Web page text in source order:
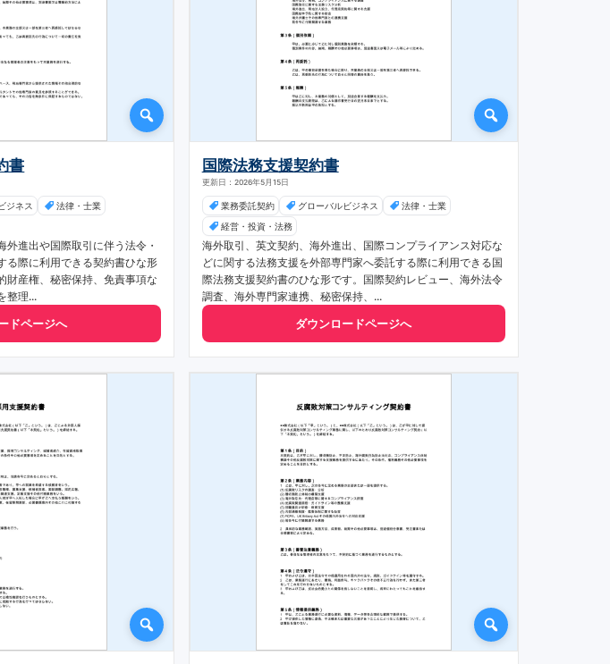
書
ジネス
法律・士業
進出や国際取引に伴う法令・
る際に利用できる契約書ひな形
財産権、秘密保持、免責事項な
整理...
ドページへ
国際法務支援契約書
更新日：2026年5月15日
業務委託契約 グローバルビジネス
法律・士業
経営・投資・法務
海外取引、英文契約、海外進出、国際コンプライアンス対応な
どに関する法務支援を外部専門家へ委託する際に利用できる国
際法務支援契約書のひな形です。国際契約レビュー、海外法令
調査、海外専門家連携、秘密保持、...
ダウンロードページへ